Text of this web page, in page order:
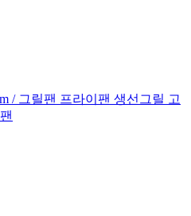
/ 그릴팬 프라이팬 생선그릴 고